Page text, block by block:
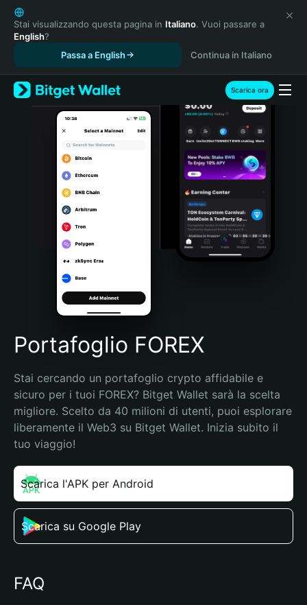
English
日本語
Tiếng Việt
Español (Latinoamérica)
Türkçe
Italiano
Português (Portugal)
Bahasa Indonesia
Português (Brasil)
Español (Argentina)
Stai visualizzando questa pagina in Italiano. Vuoi passare a
English?
Passa a English
Continua in Italiano
Scarica ora
Portafoglio FOREX
Stai cercando un portafoglio crypto affidabile e
sicuro per i tuoi FOREX? Bitget Wallet sarà la scelta
migliore. Scelto da 40 milioni di utenti, puoi esplorare
liberamente il Web3 su Bitget Wallet. Inizia subito il
tuo viaggio!
Scarica l'APK per Android
Scarica su Google Play
FAQ